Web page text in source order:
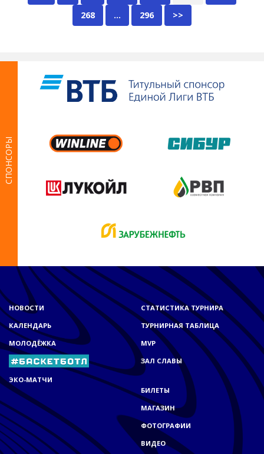
268
… 296 >>
СПОНСОРЫ
НОВОСТИ
КАЛЕНДАРЬ
МОЛОДЁЖКА
ЭКО-МАТЧИ
СТАТИСТИКА ТУРНИРА
ТУРНИРНАЯ ТАБЛИЦА
MVP
ЗАЛ СЛАВЫ
БИЛЕТЫ
МАГАЗИН
ФОТОГРАФИИ
ВИДЕО